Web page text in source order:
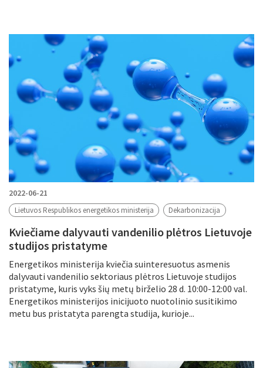
2022-06-21
Lietuvos Respublikos energetikos ministerija Dekarbonizacija
Kviečiame dalyvauti vandenilio plėtros Lietuvoje
studijos pristatyme
Energetikos ministerija kviečia suinteresuotus asmenis
dalyvauti vandenilio sektoriaus plėtros Lietuvoje studijos
pristatyme, kuris vyks šių metų birželio 28 d. 10:00-12:00 val.
Energetikos ministerijos inicijuoto nuotolinio susitikimo
metu bus pristatyta parengta studija, kurioje...